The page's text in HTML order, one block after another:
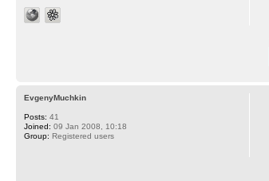
EvgenyMuchkin
Posts: 41
Joined: 09 Jan 2008, 10:18
Group: Registered users